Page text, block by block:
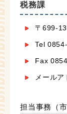
税務課
〒699-
Tel
Fax
メール
担当事務（市